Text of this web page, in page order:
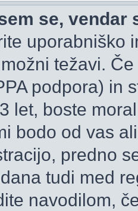
se, vendar
uporabniško
težavi.
podpora) in
let, boste
bodo od vas
predno
tudi med
navodilom,